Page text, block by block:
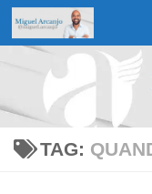
Skip to
TAG: